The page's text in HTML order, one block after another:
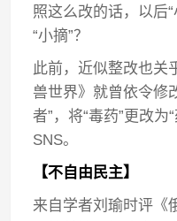
照这么改的话，以后
“小摘”？
此前，近似整改也关
兽世界》就曾依令修
者”，将“毒药”更改为
SNS。
【不自由民主】
来自学者刘瑜时评《